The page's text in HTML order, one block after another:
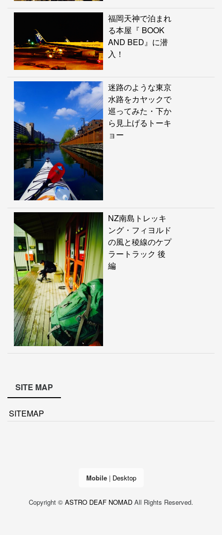
福岡天神で泊まれ
る本屋『 BOOK
AND BED』に潜
入！
迷路のような東京
水路をカヤックで
巡ってみた・下か
ら見上げるトーキ
ョー
NZ南島トレッキ
ング・フィヨルド
の風と稜線のケプ
ラートラック 後
編
SITE MAP
SITEMAP
Mobile| Desktop
Copyright © ASTRO DEAF NOMAD All Rights Reserved.